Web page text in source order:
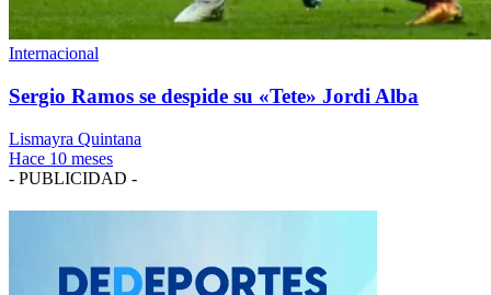
Internacional
Sergio Ramos se despide su «Tete» Jordi Alba
Lismayra Quintana
Hace 10 meses
- PUBLICIDAD -